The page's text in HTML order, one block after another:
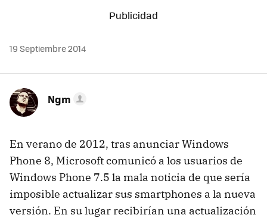
MAIL
19 Septiembre 2014
Ngm
En verano de 2012, tras anunciar Windows
Phone 8, Microsoft comunicó a los usuarios de
Windows Phone 7.5 la mala noticia de que sería
imposible actualizar sus smartphones a la nueva
versión. En su lugar recibirían una actualización